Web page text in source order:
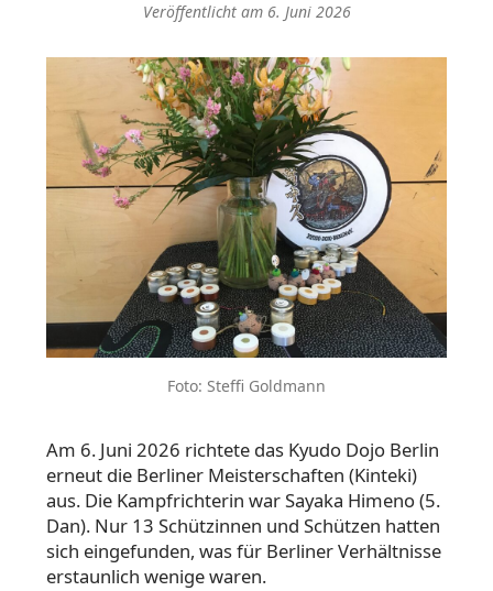
Veröffentlicht am 6. Juni 2026
Foto: Steffi Goldmann
Am 6. Juni 2026 richtete das Kyudo Dojo Berlin
erneut die Berliner Meisterschaften (Kinteki)
aus. Die Kampfrichterin war Sayaka Himeno (5.
Dan). Nur 13 Schützinnen und Schützen hatten
sich eingefunden, was für Berliner Verhältnisse
erstaunlich wenige waren.